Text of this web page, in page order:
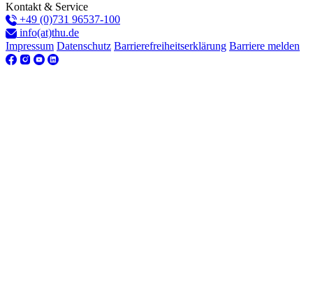
Kontakt & Service
+49 (0)731 96537-100
info(at)thu.de
Impressum Datenschutz Barrierefreiheitserklärung Barriere melden